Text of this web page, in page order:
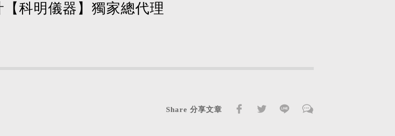
【科明儀器】獨家總代理
Share 分享文章